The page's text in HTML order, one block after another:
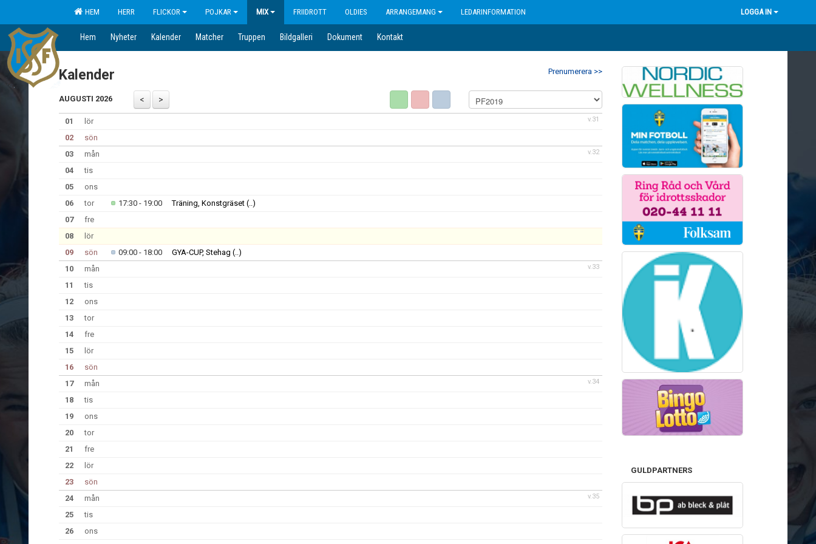
HEM HERR FLICKOR POJKAR MIX FRIIDROTT OLDIES ARRANGEMANG LEDARINFORMATION LOGGA IN
Hem Nyheter Kalender Matcher Truppen Bildgalleri Dokument Kontakt
Prenumerera >>
Kalender
AUGUSTI 2026
v.31
01
lör
02
sön
v.32
03
mån
04
tis
05
ons
06
tor 17:30 - 19:00 Träning, Konstgräset (..)
07
fre
08
lör
09
sön 09:00 - 18:00 GYA-CUP, Stehag (..)
v.33
10
mån
11
tis
12
ons
13
tor
14
fre
15
lör
16
sön
v.34
17
mån
18
tis
19
ons
20
tor
21
fre
22
lör
23
sön
v.35
24
mån
25
tis
26
ons
GULDPARTNERS